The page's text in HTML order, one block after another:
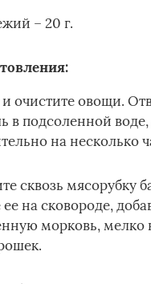
– 20 г.
очистите овощи.
в подсоленной воде,
на несколько
сквозь мясорубку
на сковороде,
морковь, мелко